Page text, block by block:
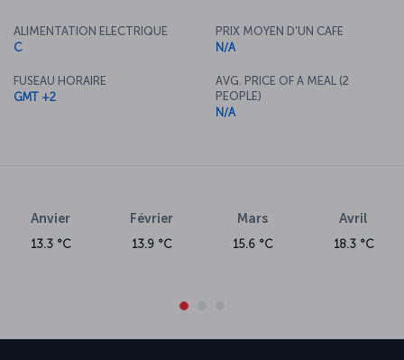
ALIMENTATION ELECTRIQUE
C
FUSEAU HORAIRE
GMT +2
PRIX MOYEN D'UN CAFE
N/A
AVG. PRICE OF A MEAL (2
PEOPLE)
N/A
Anvier
13.3 °C
Février
13.9 °C
Mars
15.6 °C
Avril
18.3 °C